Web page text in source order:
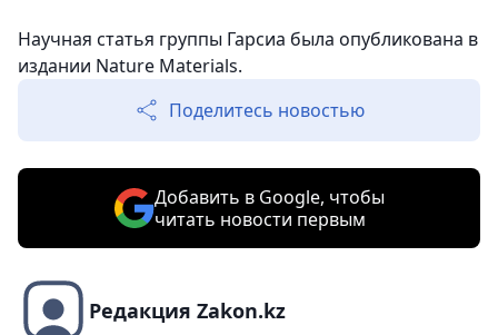
Научная статья группы Гарсиа была опубликована в
издании Nature Materials.
Поделитесь новостью
Добавить в Google, чтобы
читать новости первым
Редакция Zakon.kz